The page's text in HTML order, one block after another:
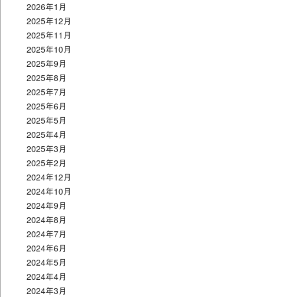
2026年1月
2025年12月
2025年11月
2025年10月
2025年9月
2025年8月
2025年7月
2025年6月
2025年5月
2025年4月
2025年3月
2025年2月
2024年12月
2024年10月
2024年9月
2024年8月
2024年7月
2024年6月
2024年5月
2024年4月
2024年3月